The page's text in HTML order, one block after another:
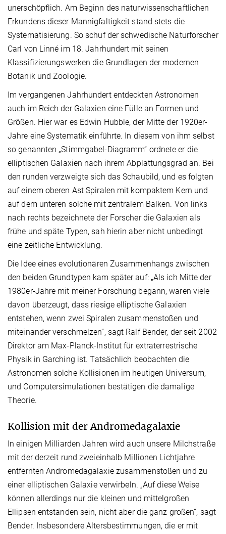
unerschöpflich. Am Beginn des naturwissenschaftlichen
Erkundens dieser Mannigfaltigkeit stand stets die
Systematisierung. So schuf der schwedische Naturforscher
Carl von Linné im 18. Jahrhundert mit seinen
Klassifizierungswerken die Grundlagen der modernen
Botanik und Zoologie.
Im vergangenen Jahrhundert entdeckten Astronomen
auch im Reich der Galaxien eine Fülle an Formen und
Größen. Hier war es Edwin Hubble, der Mitte der 1920er-
Jahre eine Systematik einführte. In diesem von ihm selbst
so genannten „Stimmgabel-Diagramm“ ordnete er die
elliptischen Galaxien nach ihrem Abplattungsgrad an. Bei
den runden verzweigte sich das Schaubild, und es folgten
auf einem oberen Ast Spiralen mit kompaktem Kern und
auf dem unteren solche mit zentralem Balken. Von links
nach rechts bezeichnete der Forscher die Galaxien als
frühe und späte Typen, sah hierin aber nicht unbedingt
eine zeitliche Entwicklung.
Die Idee eines evolutionären Zusammenhangs zwischen
den beiden Grundtypen kam später auf: „Als ich Mitte der
1980er-Jahre mit meiner Forschung begann, waren viele
davon überzeugt, dass riesige elliptische Galaxien
entstehen, wenn zwei Spiralen zusammenstoßen und
miteinander verschmelzen“, sagt Ralf Bender, der seit 2002
Direktor am Max-Planck-Institut für extraterrestrische
Physik in Garching ist. Tatsächlich beobachten die
Astronomen solche Kollisionen im heutigen Universum,
und Computersimulationen bestätigen die damalige
Theorie.
Kollision mit der Andromedagalaxie
In einigen Milliarden Jahren wird auch unsere Milchstraße
mit der derzeit rund zweieinhalb Millionen Lichtjahre
entfernten Andromedagalaxie zusammenstoßen und zu
einer elliptischen Galaxie verwirbeln. „Auf diese Weise
können allerdings nur die kleinen und mittelgroßen
Ellipsen entstanden sein, nicht aber die ganz großen“, sagt
Bender. Insbesondere Altersbestimmungen, die er mit